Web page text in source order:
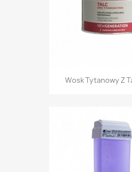
Wosk Tytanowy Z